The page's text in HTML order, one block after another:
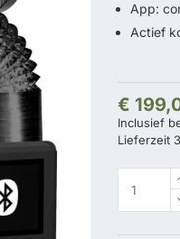
App:
Actief
€
Inclusief
Lieferzeit